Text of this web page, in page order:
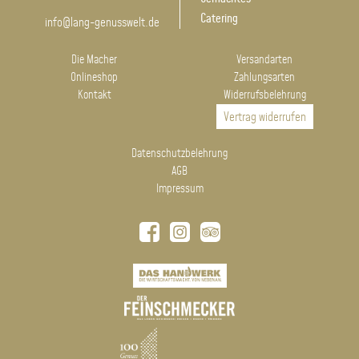
info@lang-genusswelt.de
Catering
Die Macher
Onlineshop
Kontakt
Versandarten
Zahlungsarten
Widerrufsbelehrung
Vertrag widerrufen
Datenschutzbelehrung
AGB
Impressum